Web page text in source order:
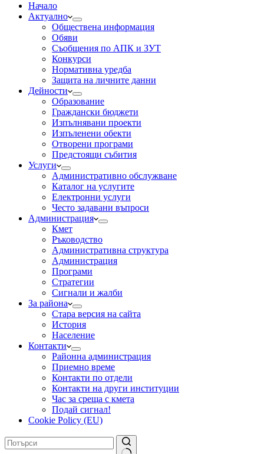
Начало
Актуално
Обществена информация
Обяви
Съобщения по АПК и ЗУТ
Конкурси
Нормативна уредба
Защита на личните данни
Дейности
Образование
Граждански бюджети
Изпълнявани проекти
Изпъленени обекти
Отворени програми
Предстоящи събития
Услуги
Административно обслужване
Каталог на услугите
Електронни услуги
Често задавани въпроси
Администрация
Кмет
Ръководство
Административна структура
Администрация
Програми
Стратегии
Сигнали и жалби
За района
Стара версия на сайта
История
Население
Контакти
Районна администрация
Приемно време
Контакти по отдели
Контакти на други институции
Час за среща с кмета
Подай сигнал!
Cookie Policy (EU)